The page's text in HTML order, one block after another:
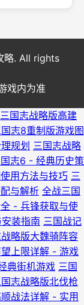
略. All rights
戏内为准
三国志战略版高建
志8重制版游戏图
规划 三国志战略
志6 - 经典历史策
用方法与技巧 三
与解析 全战三国
- 兵锋获取与使
装指南 三国战记
略版大魏骑阵容
上限详解 - 游戏
典街机游戏 三国
志战略版北伐枪
战法详解 - 实用